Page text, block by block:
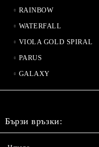
RAINBOW
WATERFALL
VIOLA GOLD SPIRAL
PARUS
GALAXY
Бързи връзки: